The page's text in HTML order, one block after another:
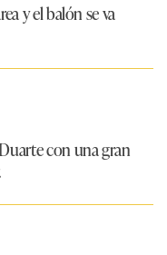
y el balón se va
con una gran